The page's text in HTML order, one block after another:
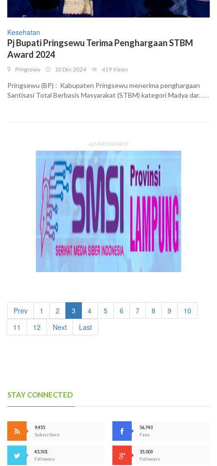
Kesehatan
Pj Bupati Pringsewu Terima Penghargaan STBM
Award 2024
Pringsewu 10 Des 2024 419 Views
Pringsewu (BP) : Kabupaten Pringsewu menerima penghargaan
Santisasi Total Berbasis Masyarakat (STBM) kategori Madya dar. . . .
ADVERTISEMENT
Prev 1 2 3 4 5 6 7 8 9
10
11
12 Next Last
STAY CONNECTED
9,455
Subscribers
56,743
Fans
43,501
Followers
35,003
Followers